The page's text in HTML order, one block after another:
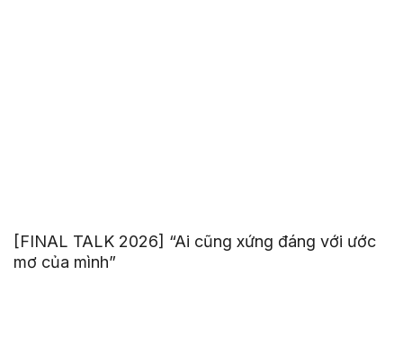
[FINAL TALK 2026] “Ai cũng xứng đáng với ước
mơ của mình”